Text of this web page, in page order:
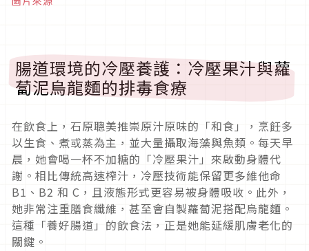
腸道環境的冷壓養護：冷壓果汁與蘿
蔔泥烏龍麵的排毒食療
在飲食上，石原聰美推崇原汁原味的「和食」，烹飪多
以生食、煮或蒸為主，並大量攝取海藻與魚類。每天早
晨，她會喝一杯不加糖的「冷壓果汁」來啟動身體代
謝。相比傳統高速榨汁，冷壓技術能保留更多維他命
B1、B2 和 C，且液態形式更容易被身體吸收。此外，
她非常注重膳食纖維，甚至會自製蘿蔔泥搭配烏龍麵。
這種「養好腸道」的飲食法，正是她能延緩肌膚老化的
關鍵。